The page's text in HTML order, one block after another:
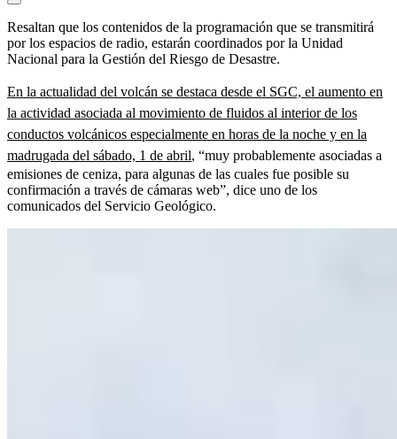
Resaltan que los contenidos de la programación que se transmitirá
por los espacios de radio, estarán coordinados por la Unidad
Nacional para la Gestión del Riesgo de Desastre.
En la actualidad del volcán se destaca desde el SGC, el aumento en
la actividad asociada al movimiento de fluidos al interior de los
conductos volcánicos especialmente en horas de la noche y en la
madrugada del sábado, 1 de abril, “muy probablemente asociadas a
emisiones de ceniza, para algunas de las cuales fue posible su
confirmación a través de cámaras web”, dice uno de los
comunicados del Servicio Geológico.